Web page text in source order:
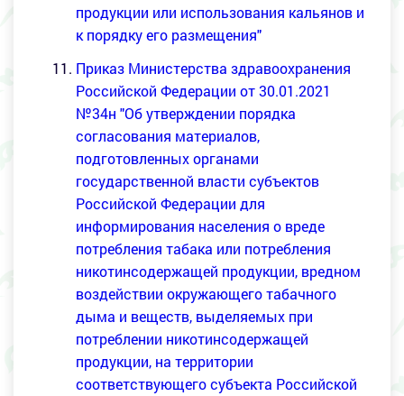
продукции или использования кальянов и
к порядку его размещения"
Приказ Министерства здравоохранения
Российской Федерации от30.01.2021
№34н "Об утверждении порядка
согласования материалов,
подготовленных органами
государственной власти субъектов
Российской Федерации для
информирования населения о вреде
потребления табака или потребления
никотинсодержащей продукции, вредном
воздействии окружающего табачного
дыма и веществ, выделяемых при
потреблении никотинсодержащей
продукции, на территории
соответствующего субъекта Российской